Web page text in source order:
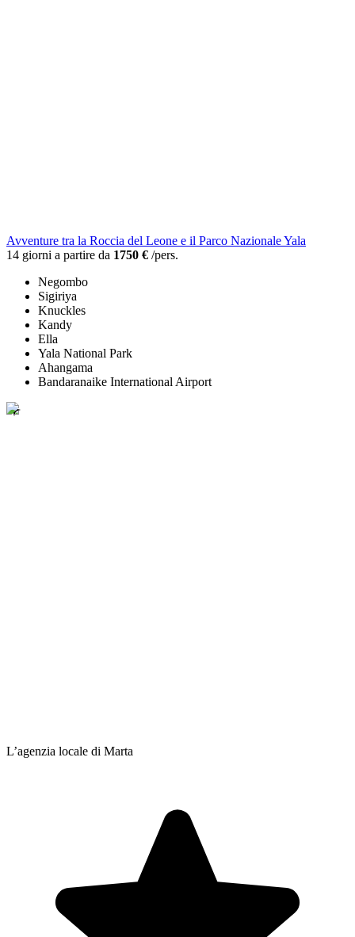
Avventure tra la Roccia del Leone e il Parco Nazionale Yala
14 giorni a partire da 1750 € /pers.
Negombo
Sigiriya
Knuckles
Kandy
Ella
Yala National Park
Ahangama
Bandaranaike International Airport
L’agenzia locale di Marta